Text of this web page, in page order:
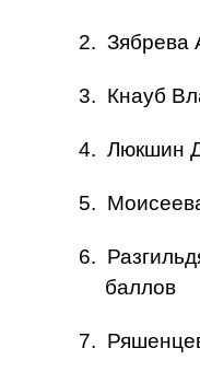
2. Зябрева
3. Кнауб
4. Люкшин
5.
6.
баллов
7.